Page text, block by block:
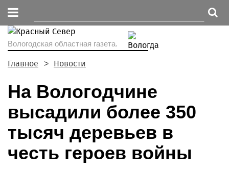
Вологодская областная газета.
Главное Новости
На Вологодчине
высадили более 350
тысяч деревьев в
честь героев войны